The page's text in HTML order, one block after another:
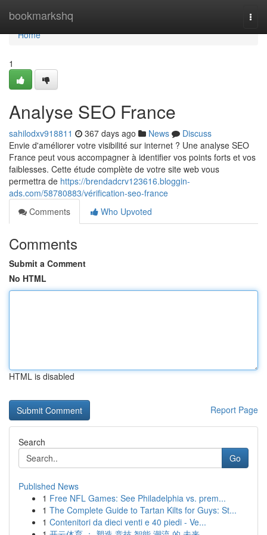
bookmarkshq
Home
Home
1
Analyse SEO France
sahilodxv918811 367 days ago News
Discuss
Envie d'améliorer votre visibilité sur internet ? Une analyse SEO
France peut vous accompagner à identifier vos points forts et vos
faiblesses. Cette étude complète de votre site web vous
permettra de https://brendadcrv123616.bloggin-
ads.com/58780883/vérification-seo-france
Comments
Who Upvoted
Comments
Submit a Comment
No HTML
HTML is disabled
Report Page
Search
Go
Published News
1 Free NFL Games: See Philadelphia vs. prem...
1 The Complete Guide to Tartan Kilts for Guys: St...
1 Contenitori da dieci venti e 40 piedi - Ve...